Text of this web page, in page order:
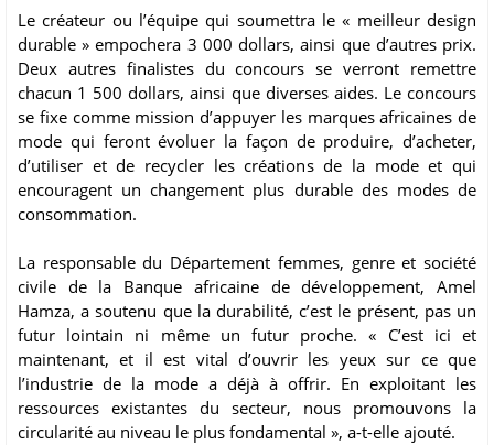
Le créateur ou l’équipe qui soumettra le « meilleur design
durable » empochera 3 000 dollars, ainsi que d’autres prix.
Deux autres finalistes du concours se verront remettre
chacun 1 500 dollars, ainsi que diverses aides. Le concours
se fixe comme mission d’appuyer les marques africaines de
mode qui feront évoluer la façon de produire, d’acheter,
d’utiliser et de recycler les créations de la mode et qui
encouragent un changement plus durable des modes de
consommation.
La responsable du Département femmes, genre et société
civile de la Banque africaine de développement, Amel
Hamza, a soutenu que la durabilité, c’est le présent, pas un
futur lointain ni même un futur proche. « C’est ici et
maintenant, et il est vital d’ouvrir les yeux sur ce que
l’industrie de la mode a déjà à offrir. En exploitant les
ressources existantes du secteur, nous promouvons la
circularité au niveau le plus fondamental », a-t-elle ajouté.